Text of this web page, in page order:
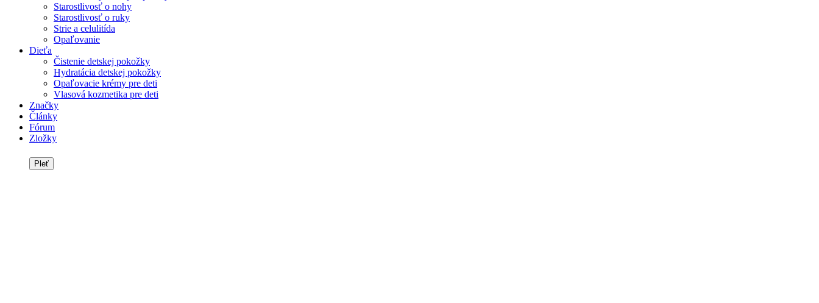
Starostlivosť o nohy
Starostlivosť o ruky
Strie a celulitída
Opaľovanie
Dieťa
Čistenie detskej pokožky
Hydratácia detskej pokožky
Opaľovacie krémy pre deti
Vlasová kozmetika pre deti
Značky
Články
Fórum
Zložky
Pleť